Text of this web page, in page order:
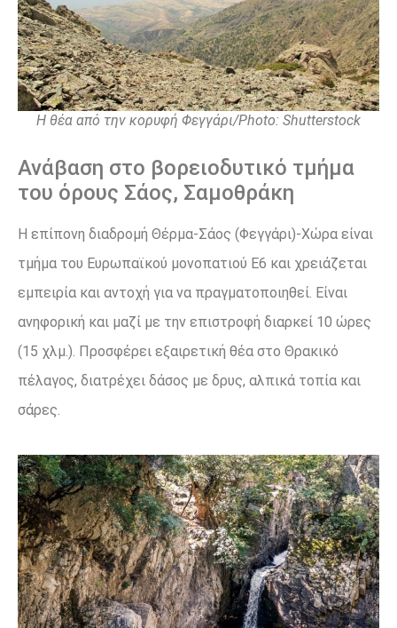
H θέα από την κορυφή Φεγγάρι/Photo: Shutterstock
Ανάβαση στο βορειοδυτικό τμήμα
του όρους Σάος, Σαμοθράκη
Η επίπονη διαδρομή Θέρμα-Σάος (Φεγγάρι)-Χώρα είναι
τμήμα του Ευρωπαϊκού μονοπατιού Ε6 και χρειάζεται
εμπειρία και αντοχή για να πραγματοποιηθεί. Είναι
ανηφορική και μαζί με την επιστροφή διαρκεί 10 ώρες
(15 χλμ.). Προσφέρει εξαιρετική θέα στο Θρακικό
πέλαγος, διατρέχει δάσος με δρυς, αλπικά τοπία και
σάρες.